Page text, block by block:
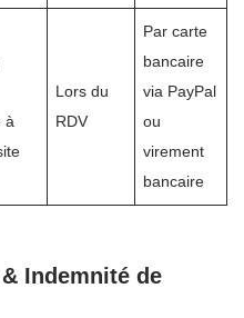
à
Lors du
RDV
Par carte
bancaire
via PayPal
ou
virement
bancaire
Indemnité de